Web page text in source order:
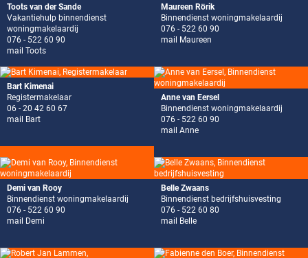
Toots van der Sande
Vakantiehulp binnendienst
woningmakelaardij
076 - 522 60 90
mail Toots
Maureen Rörik
Binnendienst woningmakelaardij
076 - 522 60 90
mail Maureen
Bart Kimenai
Registermakelaar
06 - 20 42 60 67
mail Bart
Anne van Eersel
Binnendienst woningmakelaardij
076 - 522 60 90
mail Anne
Demi van Rooy
Binnendienst woningmakelaardij
076 - 522 60 90
mail Demi
Belle Zwaans
Binnendienst bedrijfshuisvesting
076 - 522 60 80
mail Belle